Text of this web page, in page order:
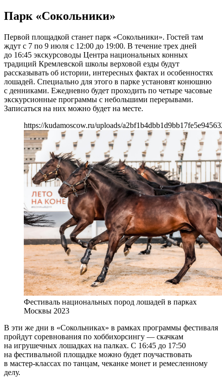
Парк «Сокольники»
Первой площадкой станет парк «Сокольники». Гостей там
ждут с 7 по 9 июля с 12:00 до 19:00. В течение трех дней
до 16:45 экскурсоводы Центра национальных конных
традиций Кремлевской школы верховой езды будут
рассказывать об истории, интересных фактах и особенностях
лошадей. Специально для этого в парке установят конюшню
с денниками. Ежедневно будет проходить по четыре часовые
экскурсионные программы с небольшими перерывами.
Записаться на них можно будет на месте.
https://kudamoscow.ru/uploads/
Фестиваль национальных пород лошадей в парках
Москвы 2023
В эти же дни в «Сокольниках» в рамках программы фестиваля
пройдут соревнования по хоббихорсингу — скачкам
на игрушечных лошадках на палках. С 16:45 до 17:50
на фестивальной площадке можно будет поучаствовать
в мастер-классах по танцам, чеканке монет и ремесленному
делу.